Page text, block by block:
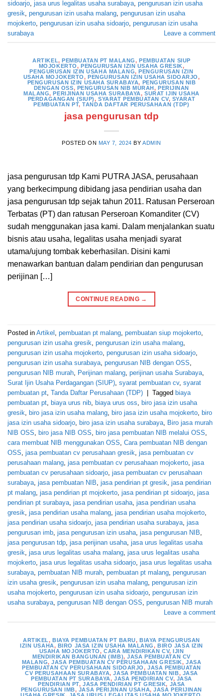
sidoarjo jasa urus legalitas usaha surabaya pengurusan izin usaha
gresik pengurusan izin usaha malang pengurusan izin usaha
mojokerto pengurusan izin usaha sidoarjo pengurusan izin usaha
surabaya
Leave a comment
ARTIKEL, PEMBUATAN PT MALANG, PEMBUATAN SIUP
MOJOKERTO, PENGURUSAN IZIN USAHA GRESIK,
PENGURUSAN IZIN USAHA MALANG, PENGURUSAN IZIN
USAHA MOJOKERTO, PENGURUSAN IZIN USAHA SIDOARJO,
PENGURUSAN IZIN USAHA SURABAYA, PENGURUSAN NIB
DENGAN OSS, PENGURUSAN NIB MURAH , PERIJINAN
MALANG, PERIJINAN USAHA SURABAYA,SURAT IJIN USAHA
PERDAGANGAN (SIUP),SYARAT PEMBUATAN CV, SYARAT
PEMBUATAN PT,TANDA DAFTAR PERUSAHAAN (TDP)
jasa pengurusan tdp
POSTED ON MAY 7, 2024 BYADMIN
jasa pengurusan tdp Kami PUTRA JASA, perusahaan
yang berkecimpung dibidang jasa pendirian usaha dan
jasa pengurusan tdp sejak tahun 2011. Ratusan Perseroan
Terbatas (PT) dan ratusan Perseroan Komanditer (CV)
sudah menggunakan jasa kami. Dalam menjalankan suatu
bisnis atau usaha, legalitas usaha menjadi syarat
utama/ujung tombak keberhasilan. Disini kami
menawarkan bantuan dalam pendirian dan pengurusan
perijinan […]
CONTINUE READING →
Posted in Artikel , pembuatan pt malang, pembuatan siup mojokerto,
pengurusan izin usaha gresik, pengurusan izin usaha malang,
pengurusan izin usaha mojokerto, pengurusan izin usaha sidoarjo,
pengurusan izin usaha surabaya, pengurusan NIB dengan OSS,
pengurusan NIB murah, Perijinan malang, perijinan usaha Surabaya,
Surat Ijin Usaha Perdagangan (SIUP), syarat pembuatan cv, syarat
pembuatan pt, Tanda Daftar Perusahaan (TDP) Tagged biaya
pembuatan pt, biaya urus nib, biaya urus oss, biro jasa izin usaha
gresik, biro jasa izin usaha malang, biro jasa izin usaha mojokerto, biro
jasa izin usaha sidoarjo, biro jasa izin usaha surabaya, Biro jasa murah
NIB OSS, biro jasa NIB OSS, biro jasa pembuatan NIB melalui OSS,
cara membuat NIB menggunakan OSS, Cara pembuatan NIB dengan
OSS, jasa pembuatan cv perusahaan gresik, jasa pembuatan cv
perusahaan malang, jasa pembuatan cv perusahaan mojokerto, jasa
pembuatan cv perusahaan sidoarjo, jasa pembuatan cv perusahaan
surabaya, jasa pembuatan NIB, jasa pendirian pt gresik, jasa pendirian
pt malang, jasa pendirian pt mojokerto, jasa pendirian pt sidoarjo, jasa
pendirian pt surabaya, jasa pendirian usaha, jasa pendirian usaha
gresik, jasa pendirian usaha malang, jasa pendirian usaha mojokerto,
jasa pendirian usaha sidoarjo, jasa pendirian usaha surabaya, jasa
pengurusan imb, jasa pengurusan izin usaha, jasa pengurusan NIB,
jasa pengurusan tdp, jasa perijinan usaha, jasa urus legalitas usaha
gresik, jasa urus legalitas usaha malang, jasa urus legalitas usaha
mojokerto, jasa urus legalitas usaha sidoarjo, jasa urus legalitas usaha
surabaya, pembuatan NIB murah, pembuatan pt malang, pengurusan
izin usaha gresik, pengurusan izin usaha malang, pengurusan izin
usaha mojokerto, pengurusan izin usaha sidoarjo, pengurusan izin
usaha surabaya, pengurusan NIB dengan OSS, pengurusan NIB murah
Leave a comment
ARTIKEL,BIAYA PEMBUATAN PT BARU,BIAYA PENGURUSAN
IZIN USAHA, BIRO JASA IZIN USAHA MALANG,BIRO JASA IZIN
USAHA MOJOKERTO,CARA MENDIRIKAN CV,IJIN
MENDIRIKAN BANGUNAN (IMB),JASA PEMBUATAN CV
MALANG,JASA PEMBUATAN CV PERUSAHAAN GRESIK, JASA
PEMBUATAN CV PERUSAHAAN SIDOARJO,JASA PEMBUATAN
CV PERUSAHAAN SURABAYA,JASA PEMBUATAN NIB, JASA
PEMBUATAN PT SURABAYA, JASA PENDIRIAN CV, JASA
PENDIRIAN PT,JASA PENDIRIAN PT GRESIK, JASA
PENGURUSAN IMB, JASA PERIJINAN USAHA,JASA PERIJINAN